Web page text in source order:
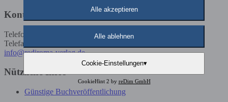
Kontakt
Telefon: 02191 / 5923585
Telefax: 02191 / 5923586
info@rediroma-verlag.de
Nützliche Infos
Günstige Buchveröffentlichung
Alle akzeptieren
Alle ablehnen
Cookie-Einstellungen▾
CookieHint 2 by reDim GmbH